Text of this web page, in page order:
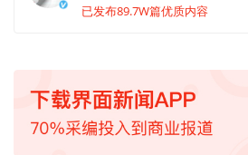
已发布89.7W篇优质内容